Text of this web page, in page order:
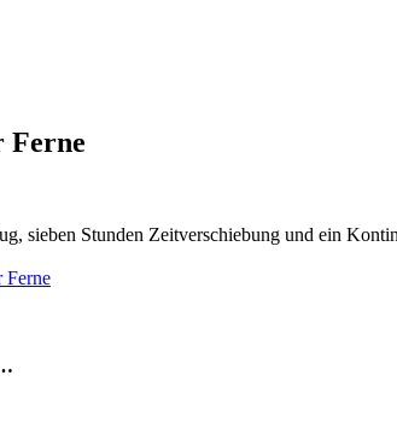
Ferne
sieben Stunden Zeitverschiebung und ein
Ferne